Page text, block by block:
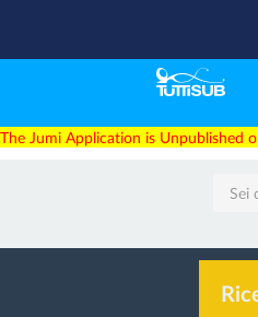
The Jumi Application is Unpublished
Sei